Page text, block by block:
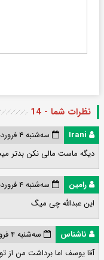
نظرات شما - 14
سه‌شنبه ۴ فروردین ۱۴۰۵ ۰۶:۳۷:۳۸
دیگه ماست مالی نکن بدتر
رامین
سه‌شنبه ۴ فروردین ۱۴۰۵ ۰۶:۴۳:۵۵
این عبدالله چی میگ
ناشناس
سه‌شنبه ۴ فروردین ۱۴۰۵ ۰۶:۴۹:۵۳
آقا یوسف اما برداشت من از